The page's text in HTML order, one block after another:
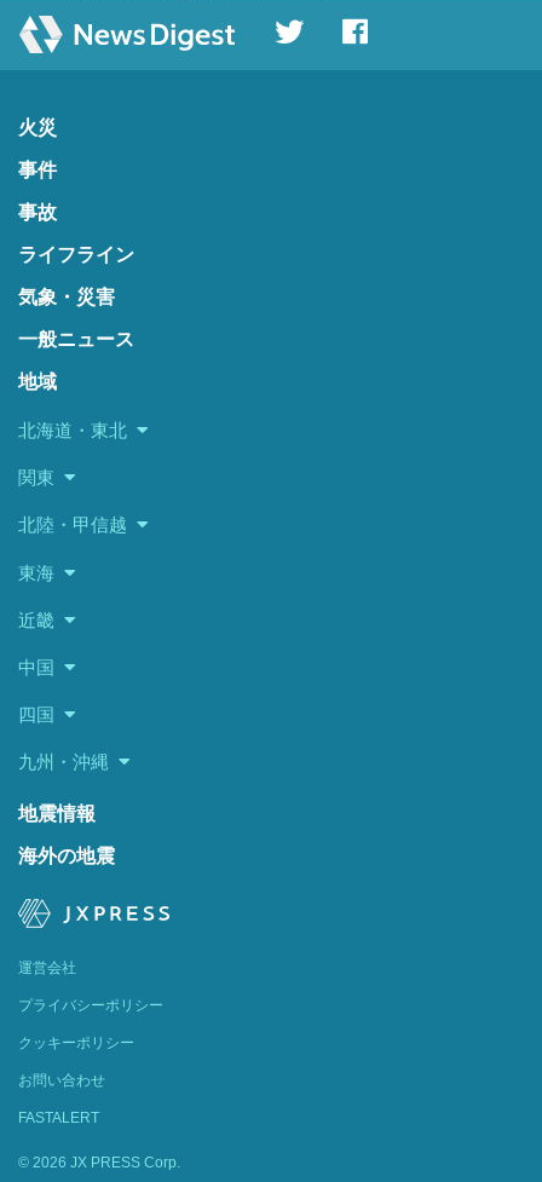
火災
事件
事故
ライフライン
気象・災害
一般ニュース
地域
北海道・東北
関東
北陸・甲信越
東海
近畿
中国
四国
九州・沖縄
地震情報
海外の地震
運営会社
プライバシーポリシー
クッキーポリシー
お問い合わせ
FASTALERT
© 2026 JX PRESS Corp.